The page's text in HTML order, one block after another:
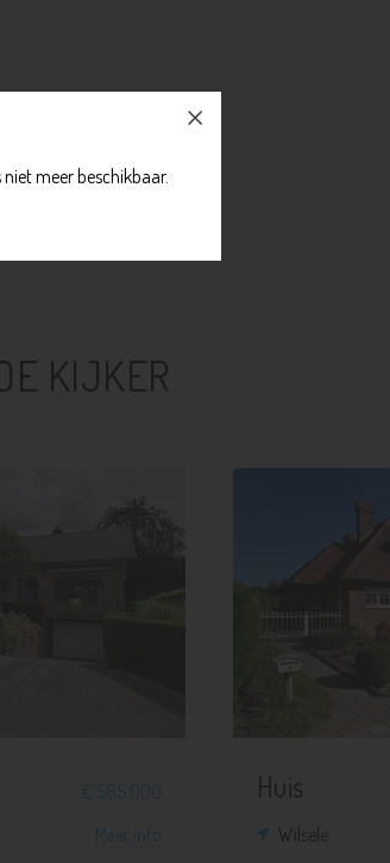
KIJKER
€ 565.000
Meer info
3
Huis
Wilsele
meer beschikbaar.